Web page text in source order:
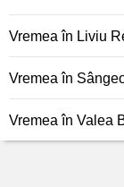
Vremea în Liviu
Vremea în
Vremea în Valea